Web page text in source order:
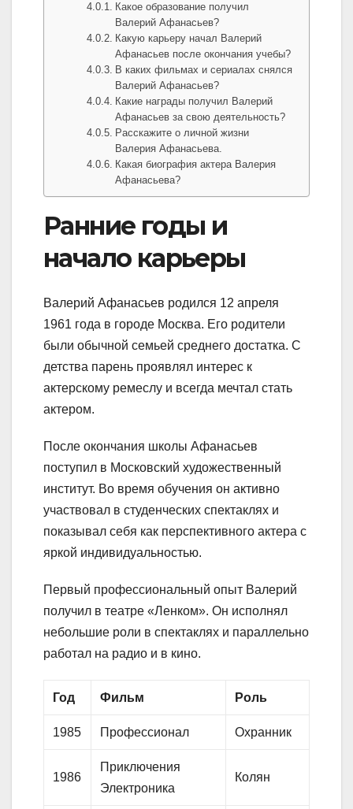
Какое образование получил
Валерий Афанасьев?
Какую карьеру начал Валерий
Афанасьев после окончания учебы?
В каких фильмах и сериалах снялся
Валерий Афанасьев?
Какие награды получил Валерий
Афанасьев за свою деятельность?
Расскажите о личной жизни
Валерия Афанасьева.
Какая биография актера Валерия
Афанасьева?
Ранние годы и
начало карьеры
Валерий Афанасьев родился 12 апреля
1961 года в городе Москва. Его родители
были обычной семьей среднего достатка. С
детства парень проявлял интерес к
актерскому ремеслу и всегда мечтал стать
актером.
После окончания школы Афанасьев
поступил в Московский художественный
институт. Во время обучения он активно
участвовал в студенческих спектаклях и
показывал себя как перспективного актера с
яркой индивидуальностью.
Первый профессиональный опыт Валерий
получил в театре «Ленком». Он исполнял
небольшие роли в спектаклях и параллельно
работал на радио и в кино.
Год Фильм Роль
1985 Профессионал Охранник
1986
Приключения
Электроника
Колян